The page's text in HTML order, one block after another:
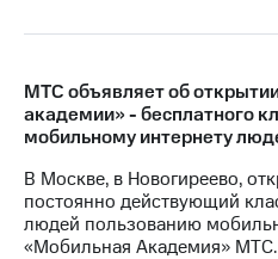
информация
Контакты
Медиа-центр
Пресс-
релизы
МТС
о технологиях
МТС объявляет об
академии» - бесплатного
мобильному интернету
В Москве, в Новогиреево,
постоянно действующий
людей пользованию
«Мобильная Академия»